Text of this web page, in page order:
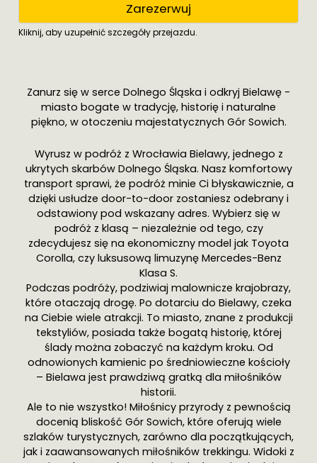
Zarezerwuj
Kliknij, aby uzupełnić szczegóły przejazdu.
Zanurz się w serce Dolnego Śląska i odkryj Bielawę -
miasto bogate w tradycję, historię i naturalne
piękno, w otoczeniu majestatycznych Gór Sowich.
Wyrusz w podróż z Wrocławia Bielawy, jednego z
ukrytych skarbów Dolnego Śląska. Nasz komfortowy
transport sprawi, że podróż minie Ci błyskawicznie, a
dzięki usłudze door-to-door zostaniesz odebrany i
odstawiony pod wskazany adres. Wybierz się w
podróż z klasą – niezależnie od tego, czy
zdecydujesz się na ekonomiczny model jak Toyota
Corolla, czy luksusową limuzynę Mercedes-Benz
Klasa S.
Podczas podróży, podziwiaj malownicze krajobrazy,
które otaczają drogę. Po dotarciu do Bielawy, czeka
na Ciebie wiele atrakcji. To miasto, znane z produkcji
tekstyliów, posiada także bogatą historię, której
ślady można zobaczyć na każdym kroku. Od
odnowionych kamienic po średniowieczne kościoły
– Bielawa jest prawdziwą gratką dla miłośników
historii.
Ale to nie wszystko! Miłośnicy przyrody z pewnością
docenią bliskość Gór Sowich, które oferują wiele
szlaków turystycznych, zarówno dla początkujących,
jak i zaawansowanych miłośników trekkingu. Widoki z